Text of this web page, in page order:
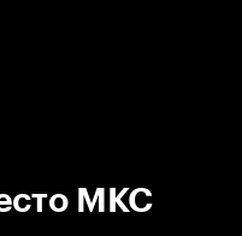
МКС